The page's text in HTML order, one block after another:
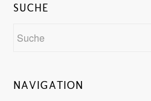
SUCHE
NAVIGATION